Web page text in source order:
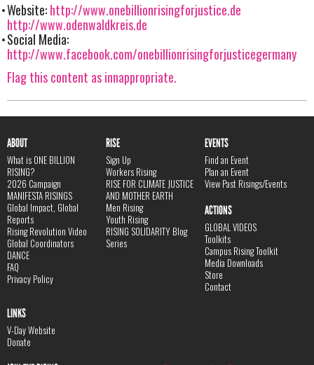
Website:http://www.onebillionrisingforjustice.de
http://www.odenwaldkreis.de
Social Media:
http://www.facebook.com/onebillionrisingforjusticegermany
Flag this content as innappropriate.
ABOUT
What is ONE BILLION
RISING?
2026 Campaign
MANIFESTA RISINGS
Global Impact, Global
Reports
Rising Revolution Video
Global Coordinators
DANCE
FAQ
Privacy Policy
RISE
Sign Up
Workers Rising
RISE FOR CLIMATE JUSTICE
AND MOTHER EARTH
Men Rising
Youth Rising
RISING SOLIDARITY Blog
Series
EVENTS
Find an Event
Plan an Event
View Past Risings/Events
ACTIONS
GLOBAL VIDEOS
Toolkits
Campus Rising Toolkit
Media Downloads
Store
Contact
LINKS
V-Day Website
Donate